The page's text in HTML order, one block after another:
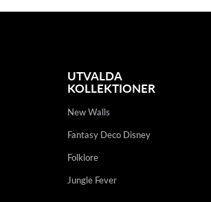
UTVALDA
KOLLEKTIONER
New Walls
Fantasy Deco Disney
Folklore
Jungle Fever